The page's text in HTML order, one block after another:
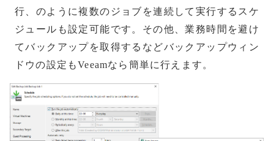
行、のように複数のジョブを連続して実行するスケ
ジュールも設定可能です。その他、業務時間を避け
てバックアップを取得するなどバックアップウィン
ドウの設定もVeeamなら簡単に行えます。